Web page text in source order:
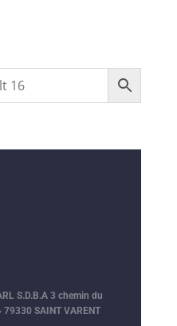
S.D.B.A 3 chemin du
79330 SAINT VARENT